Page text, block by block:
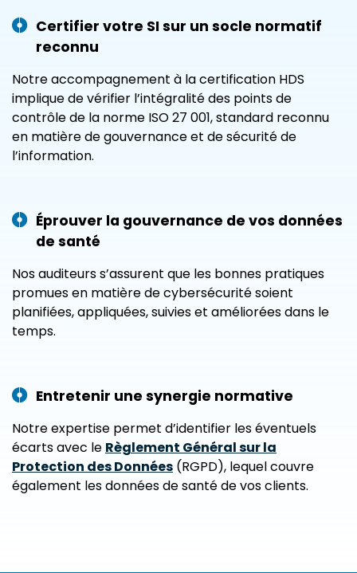
Certifier votre SI sur un socle normatif
reconnu
Notre accompagnement à la certification HDS
implique de vérifier l’intégralité des points de
contrôle de la norme ISO 27 001, standard reconnu
en matière de gouvernance et de sécurité de
l’information.
Éprouver la gouvernance de vos données
de santé
Nos auditeurs s’assurent que les bonnes pratiques
promues en matière de cybersécurité soient
planifiées, appliquées, suivies et améliorées dans le
temps.
Entretenir une synergie normative
Notre expertise permet d’identifier les éventuels
écarts avec le Règlement Général sur la
Protection des Données (RGPD), lequel couvre
également les données de santé de vos clients.